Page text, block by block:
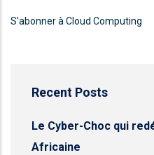
S'abonner à Cloud Computing
Recent Posts
Le Cyber-Choc qui
Africaine